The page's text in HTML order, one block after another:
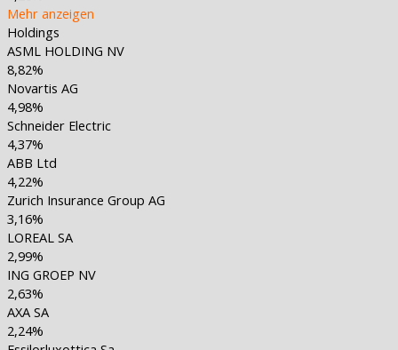
Mehr anzeigen
Holdings
ASML HOLDING NV
8,82%
Novartis AG
4,98%
Schneider Electric
4,37%
ABB Ltd
4,22%
Zurich Insurance Group AG
3,16%
LOREAL SA
2,99%
ING GROEP NV
2,63%
AXA SA
2,24%